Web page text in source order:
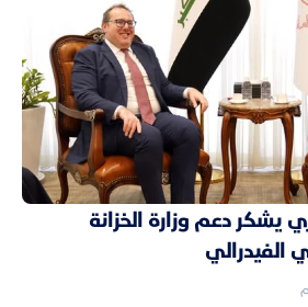
يشكر دعم وزارة الخزانة
الفيدرالي